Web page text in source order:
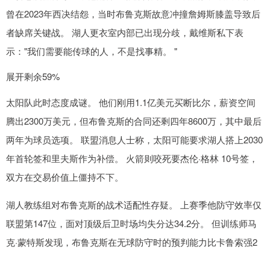
曾在2023年西决结怨，当时布鲁克斯故意冲撞詹姆斯膝盖导致后
者缺席关键战。 湖人更衣室内部已出现分歧，戴维斯私下表
示："我们需要能传球的人，不是找事精。 "
展开剩余59%
太阳队此时态度成谜。 他们刚用1.1亿美元买断比尔，薪资空间
腾出2300万美元，但布鲁克斯的合同还剩四年8600万，其中最后
两年为球员选项。 联盟消息人士称，太阳可能要求湖人搭上2030
年首轮签和里夫斯作为补偿。 火箭则咬死要杰伦·格林 10号签，
双方在交易价值上僵持不下。
湖人教练组对布鲁克斯的战术适配性存疑。 上赛季他防守效率仅
联盟第147位，面对顶级后卫时场均失分达34.2分。 但训练师马
克·蒙特斯发现，布鲁克斯在无球防守时的预判能力比卡鲁索强2